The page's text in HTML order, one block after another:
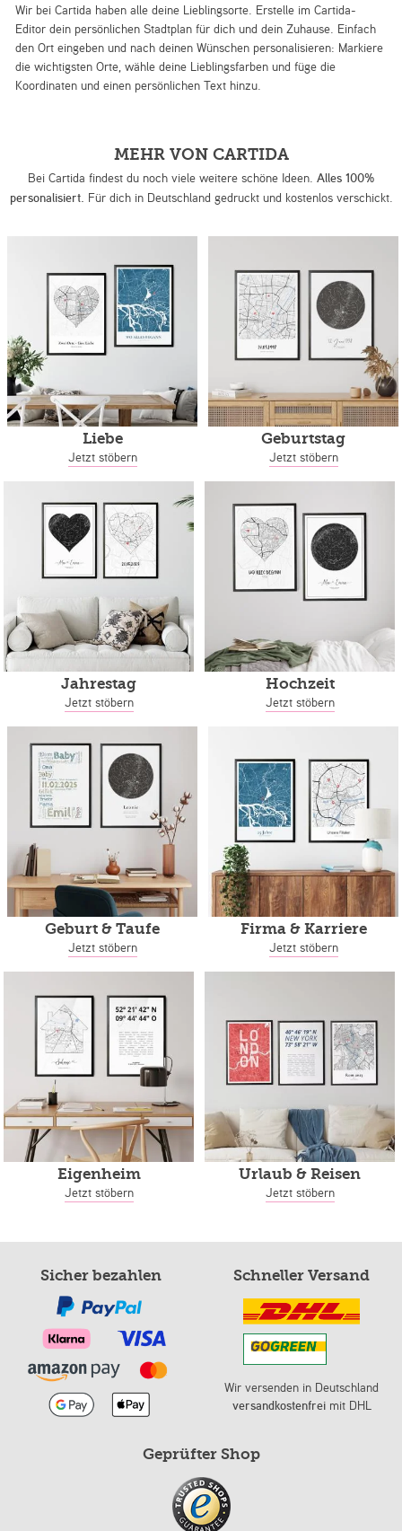
Wir bei Cartida haben alle deine Lieblingsorte. Erstelle im Cartida-
Editor dein persönlichen Stadtplan für dich und dein Zuhause. Einfach
den Ort eingeben und nach deinen Wünschen personalisieren: Markiere
die wichtigsten Orte, wähle deine Lieblingsfarben und füge die
Koordinaten und einen persönlichen Text hinzu.
MEHR VON CARTIDA
Bei Cartida findest du noch viele weitere schöne Ideen. Alles 100%
personalisiert. Für dich in Deutschland gedruckt und kostenlos verschickt.
Liebe
Jetzt stöbern
Geburtstag
Jetzt stöbern
Jahrestag
Jetzt stöbern
Hochzeit
Jetzt stöbern
Geburt & Taufe
Jetzt stöbern
Firma & Karriere
Jetzt stöbern
Eigenheim
Jetzt stöbern
Urlaub & Reisen
Jetzt stöbern
Sicher bezahlen Schneller Versand
Wir versenden in Deutschland
versandkostenfreimit DHL
Geprüfter Shop